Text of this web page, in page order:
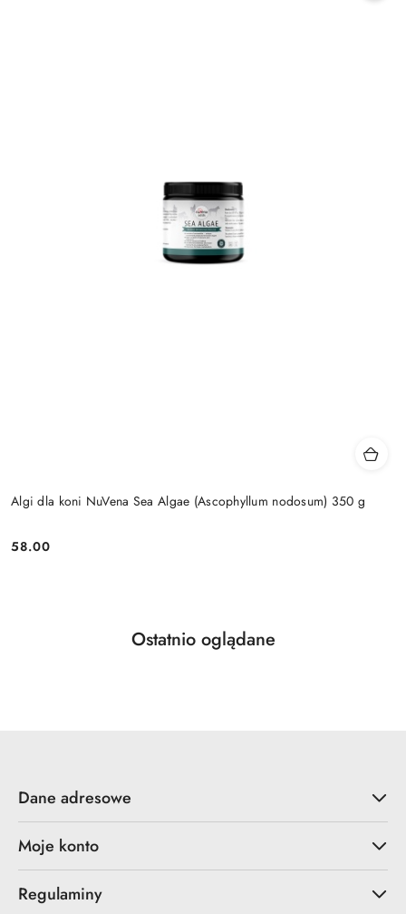
Algi dla koni NuVena Sea Algae (Ascophyllum nodosum) 350 g
Cena:
58.00
Pomiń karuzelę produktów
Produkty
Ostatnio oglądane
Dane adresowe
Moje konto
Regulaminy